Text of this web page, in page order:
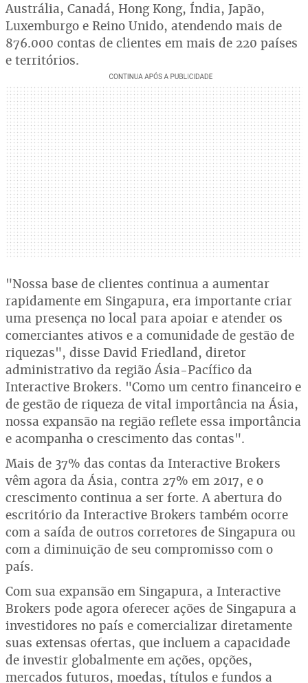
Austrália, Canadá, Hong Kong, Índia, Japão,
Luxemburgo e Reino Unido, atendendo mais de
876.000 contas de clientes em mais de 220 países
e territórios.
"Nossa base de clientes continua a aumentar
rapidamente em Singapura, era importante criar
uma presença no local para apoiar e atender os
comerciantes ativos e a comunidade de gestão de
riquezas", disse David Friedland, diretor
administrativo da região Ásia-Pacífico da
Interactive Brokers. "Como um centro financeiro e
de gestão de riqueza de vital importância na Ásia,
nossa expansão na região reflete essa importância
e acompanha o crescimento das contas".
Mais de 37% das contas da Interactive Brokers
vêm agora da Ásia, contra 27% em 2017, e o
crescimento continua a ser forte. A abertura do
escritório da Interactive Brokers também ocorre
com a saída de outros corretores de Singapura ou
com a diminuição de seu compromisso com o
país.
Com sua expansão em Singapura, a Interactive
Brokers pode agora oferecer ações de Singapura a
investidores no país e comercializar diretamente
suas extensas ofertas, que incluem a capacidade
de investir globalmente em ações, opções,
mercados futuros, moedas, títulos e fundos a